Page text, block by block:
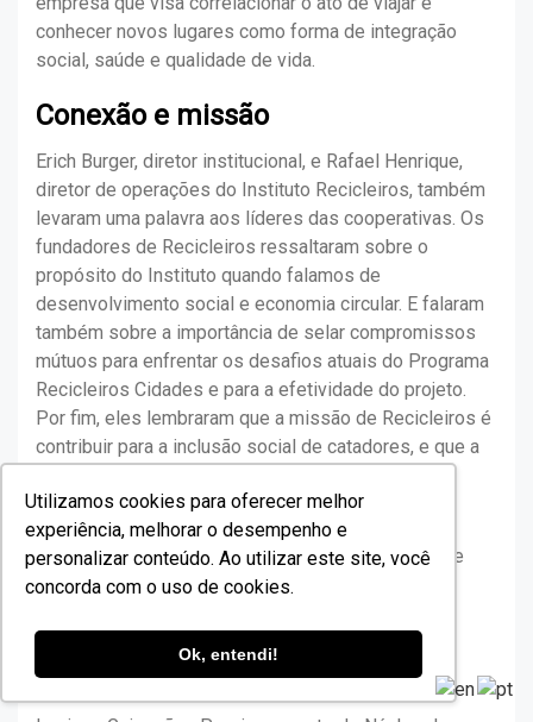
Utilizamos cookies para oferecer melhor
experiência, melhorar o desempenho e
personalizar conteúdo. Ao utilizar este site, você
concorda com o uso de cookies.
Ok, entendi!
conhecer novos lugares como forma de integração
social, saúde e qualidade de vida.
Conexão e missão
Erich Burger, diretor institucional, e Rafael Henrique,
diretor de operações do Instituto Recicleiros, também
levaram uma palavra aos líderes das cooperativas. Os
fundadores de Recicleiros ressaltaram sobre o
propósito do Instituto quando falamos de
desenvolvimento social e economia circular. E falaram
também sobre a importância de selar compromissos
mútuos para enfrentar os desafios atuais do Programa
Recicleiros Cidades e para a efetividade do projeto.
Por fim, eles lembraram que a missão de Recicleiros é
contribuir para a inclusão social de catadores, e que a
comunidade local.
“Foi uma oportunidade única de interação e troca de
experiências para a construção de uma visão mais